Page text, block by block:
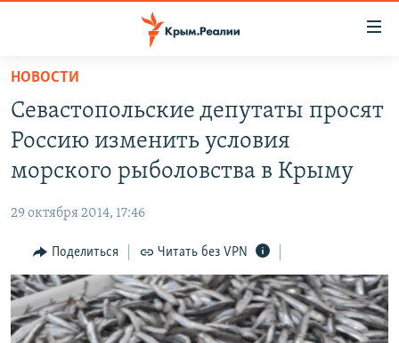
Вернуться
основному
содержанию
главной
навигации
Вернутся
поиску
11 ЛЕТ ОККУПАЦИИ КРЫМА. 11 ИСТОРИЙ СОПРОТИВЛЕНИЯ
ЕЩЕ
ИНТЕРАКТИВ
ИНФОГРАФИКА
ТЕЛЕПРОЕКТ КРЫМ.РЕАЛИИ
РАДІО СВОБОДА
КАК ОБОЙТИ БЛОКИРОВКУ
Українською
НОВОСТИ
Севастопольские депутаты просят
Россию изменить условия
морского рыболовства в Крыму
29 октября 2014, 17:46
Поделиться Читать без VPN